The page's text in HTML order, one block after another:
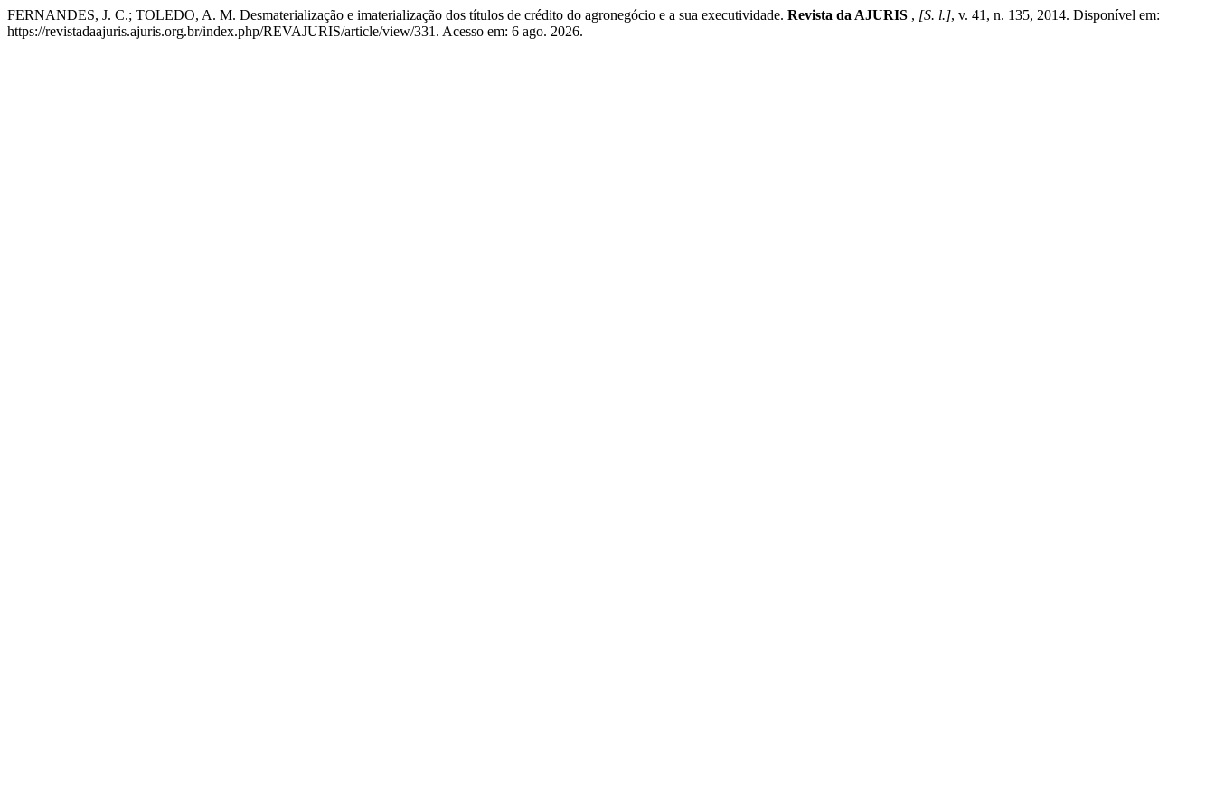
FERNANDES, J. C.; TOLEDO, A. M. Desmaterialização e imaterialização dos títulos de crédito do agronegócio e a sua executividade. Revista da AJURIS , [S. l.], v. 41, n. 135, 2014. Disponível em:
https://revistadaajuris.ajuris.org.br/index.php/REVAJURIS/article/view/331. Acesso em: 6 ago. 2026.